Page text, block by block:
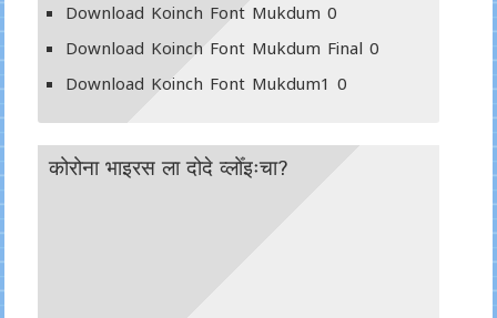
Download Koinch Font Mukdum 0
Download Koinch Font Mukdum Final 0
Download Koinch Font Mukdum1 0
कोरोना भाइरस ला दोदे व्लोँइःचा?